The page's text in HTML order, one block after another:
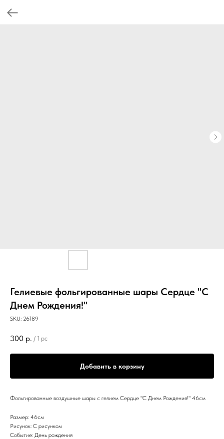
Гелиевые фольгированные шары Сердце "С
Днем Рождения!"
SKU: 26189
300 р. / 1 pc
Добавить в корзину
Фольгированные воздушные шары с гелием Сердце "С Днем Рождения!" 46см
Размер: 46см
Рисунок: С рисунком
Событие: День рождения